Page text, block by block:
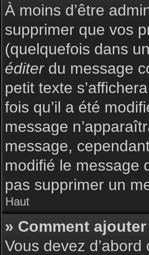
À moins d’être
supprimer que vos
(quelquefois dans
éditerdu message
petit texte
fois qu’il a été
message
message,
modifié le message
pas supprimer un
Haut
» Comment
Vous devez